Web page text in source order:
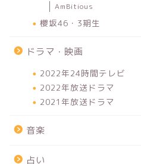
AmBitious
櫻坂46・3期生
ドラマ・映画
2022年24時間テレビ
2022年放送ドラマ
2021年放送ドラマ
音楽
占い